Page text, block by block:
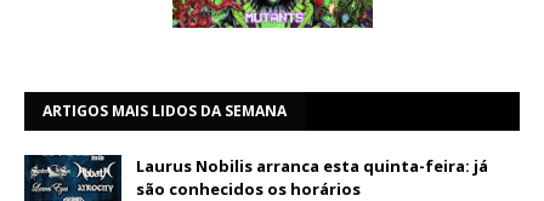
ARTIGOS MAIS LIDOS DA SEMANA
Laurus Nobilis arranca esta quinta-feira: já
são conhecidos os horários